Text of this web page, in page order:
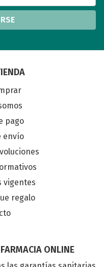
ONLINE
pago
envío
vigentes
regalo